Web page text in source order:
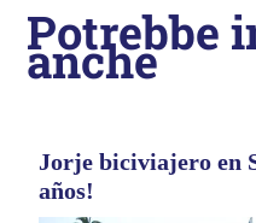
Potrebbe
anche
Jorje biciviajero en
años!